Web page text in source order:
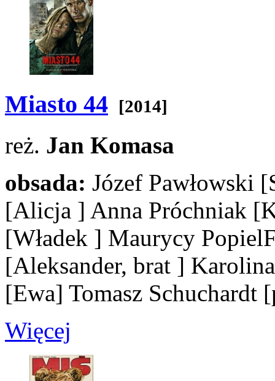
Miasto 44 [2014]
reż. Jan Komasa
obsada: Józef Pawłowski
[Alicja ] Anna Próchniak
[Władek ] Maurycy
[Aleksander, brat ]
[Ewa] Tomasz Schuchardt
Więcej